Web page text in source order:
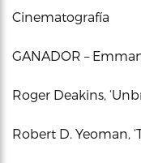
Cinematografía
GANADOR –
Roger Deakins,
Robert D. Yeoman,